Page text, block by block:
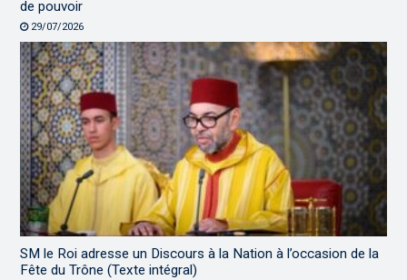
de pouvoir
29/07/2026
SM le Roi adresse un Discours à la Nation à l’occasion de la
Fête du Trône (Texte intégral)